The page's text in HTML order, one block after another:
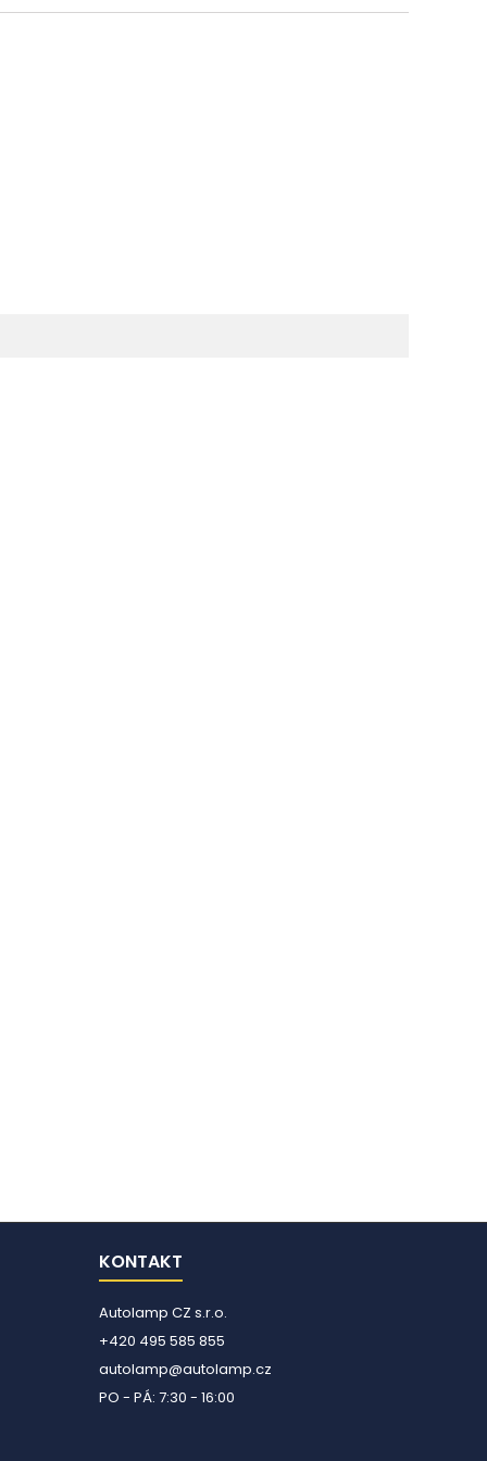
KONTAKT
Autolamp CZ s.r.o.
+420 495 585 855
autolamp@autolamp.cz
PO - PÁ: 7:30 - 16:00